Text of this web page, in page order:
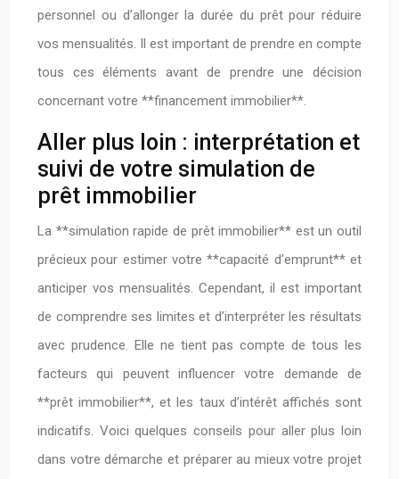
personnel ou d’allonger la durée du prêt pour réduire
vos mensualités. Il est important de prendre en compte
tous ces éléments avant de prendre une décision
concernant votre **financement immobilier**.
Aller plus loin : interprétation et
suivi de votre simulation de
prêt immobilier
La **simulation rapide de prêt immobilier** est un outil
précieux pour estimer votre **capacité d’emprunt** et
anticiper vos mensualités. Cependant, il est important
de comprendre ses limites et d’interpréter les résultats
avec prudence. Elle ne tient pas compte de tous les
facteurs qui peuvent influencer votre demande de
**prêt immobilier**, et les taux d’intérêt affichés sont
indicatifs. Voici quelques conseils pour aller plus loin
dans votre démarche et préparer au mieux votre projet